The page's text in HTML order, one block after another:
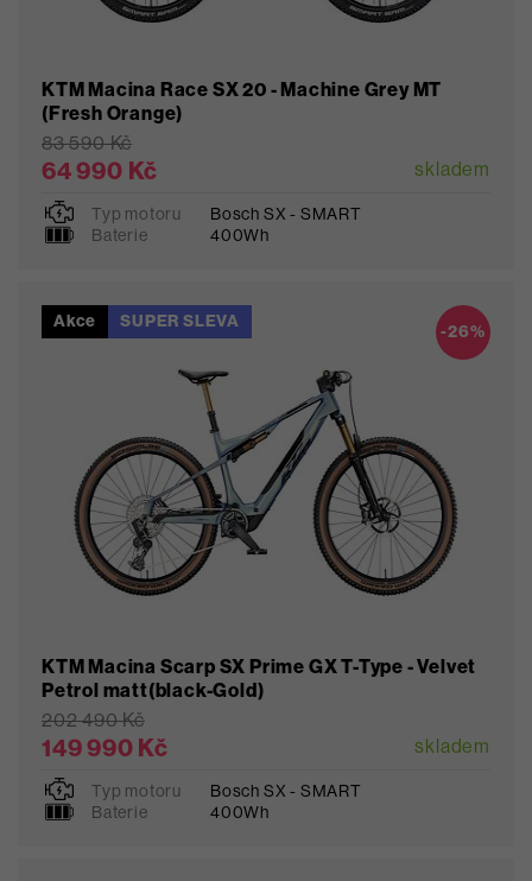
KTM Macina Race SX 20 - Machine Grey MT
(Fresh Orange)
83 590 Kč
64 990 Kč skladem
Typ motoru
Bosch SX - SMART
Baterie
400Wh
XL
Akce SUPER SLEVA
-26%
KTM Macina Scarp SX Prime GX T-Type - Velvet
Petrol matt(black-Gold)
202 490 Kč
149 990 Kč skladem
Typ motoru
Bosch SX - SMART
Baterie
400Wh
XL